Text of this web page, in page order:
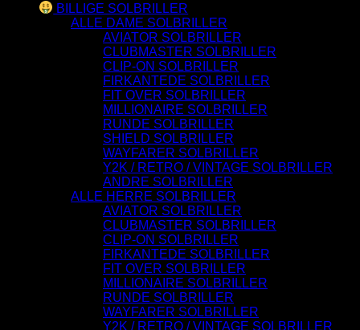
BILLIGE SOLBRILLER
ALLE DAME SOLBRILLER
AVIATOR SOLBRILLER
CLUBMASTER SOLBRILLER
CLIP-ON SOLBRILLER
FIRKANTEDE SOLBRILLER
FIT OVER SOLBRILLER
MILLIONAIRE SOLBRILLER
RUNDE SOLBRILLER
SHIELD SOLBRILLER
WAYFARER SOLBRILLER
Y2K / RETRO / VINTAGE SOLBRILLER
ANDRE SOLBRILLER
ALLE HERRE SOLBRILLER
AVIATOR SOLBRILLER
CLUBMASTER SOLBRILLER
CLIP-ON SOLBRILLER
FIRKANTEDE SOLBRILLER
FIT OVER SOLBRILLER
MILLIONAIRE SOLBRILLER
RUNDE SOLBRILLER
WAYFARER SOLBRILLER
Y2K / RETRO / VINTAGE SOLBRILLER